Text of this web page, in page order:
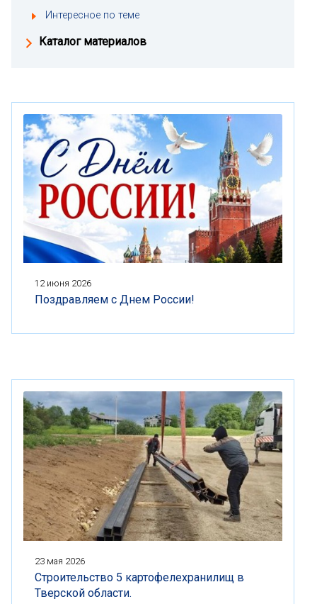
Интересное по теме
Каталог материалов
12 июня 2026
Поздравляем с Днем России!
23 мая 2026
Строительство 5 картофелехранилищ в
Тверской области.